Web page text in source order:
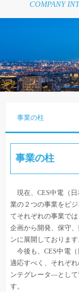
COMPANY
事業の柱
現在、CES中電（日
業の２つの事業をビ
てそれぞれの事業で
企画から開発、保守
ンに展開して
今後も、CES中電（
適応すべく、それぞ
ンテグレータ―として
す。
事業の柱